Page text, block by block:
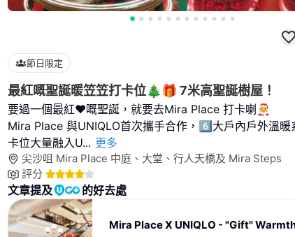
節日限定
最紅嘅聖誕暖笠笠打卡位🎄🎁 7米高聖誕樹屋！
要過一個最紅❤️嘅聖誕，就要去Mira Place 打卡喇🧑‍🎄
Mira Place 與UNIQLO首次攜手合作，6️⃣大戶內戶外溫
卡位大量融入U... 更多
尖沙咀 Mira Place 中庭、大堂、行人天橋及 Mira Steps
評分
文章提及 的好去處
Mira Place X UNIQLO - "Gift"